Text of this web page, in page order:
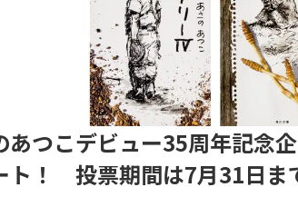
あつこデビュー35周年記念
ト！ 投票期間は7月31日ま